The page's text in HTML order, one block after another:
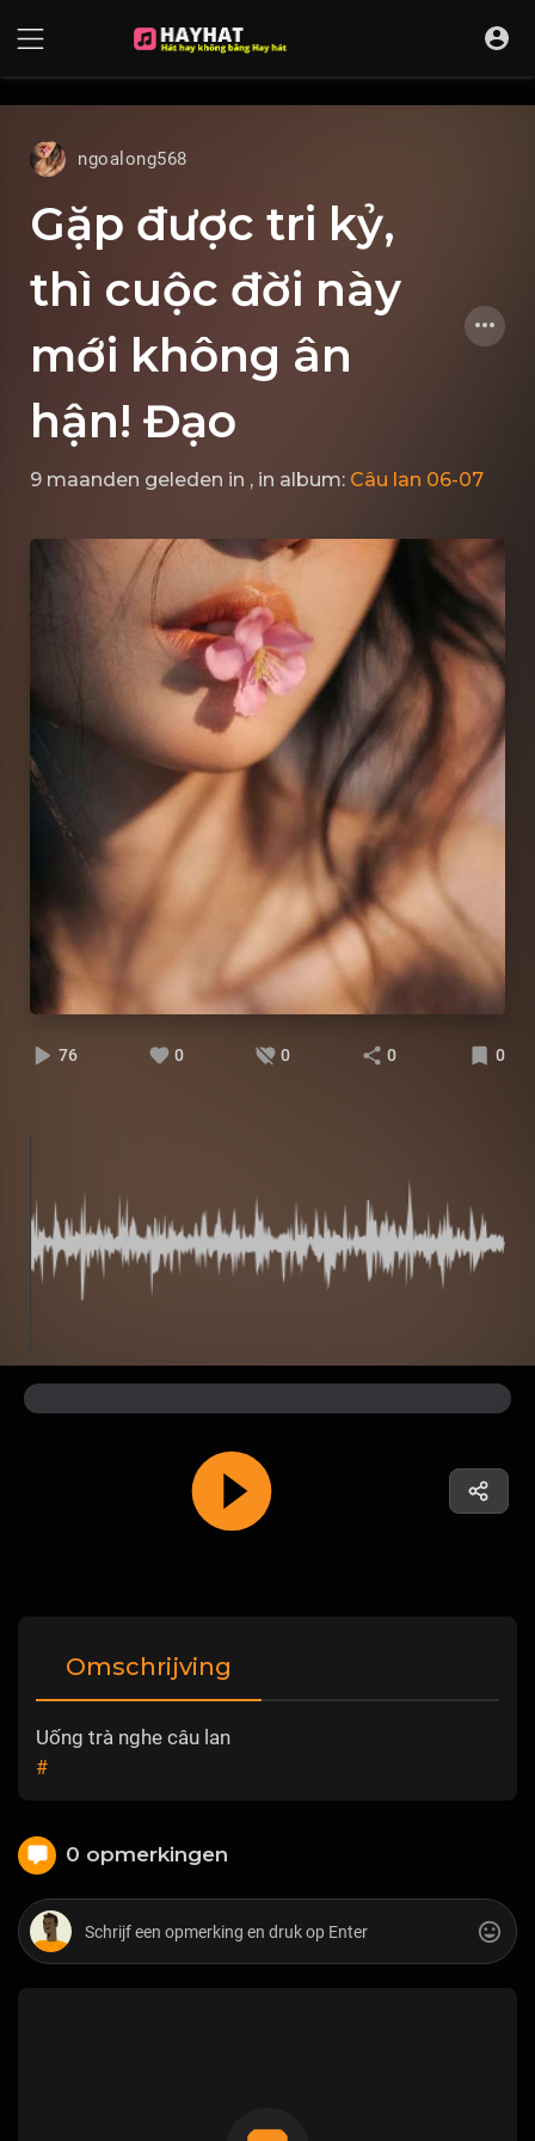
ngoalong568
Gặp được tri kỷ,
thì cuộc đời này
mới không ân
hận! Đạo
9 maanden geleden in , in album: Câu lan 06-07
76 0 0 0 0
Omschrijving
Uống trà nghe câu lan
#
0 opmerkingen